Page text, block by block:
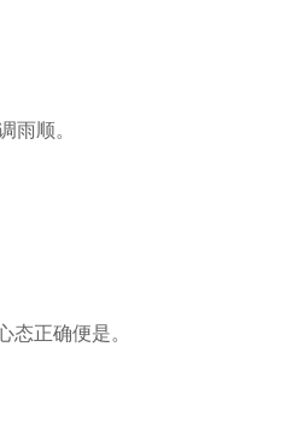
雨顺。
正确便是。